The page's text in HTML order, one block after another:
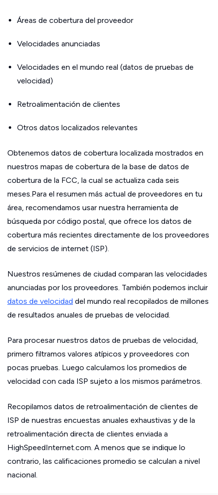
Áreas de cobertura del proveedor
Velocidades anunciadas
Velocidades en el mundo real (datos de pruebas de
velocidad)
Retroalimentación de clientes
Otros datos localizados relevantes
Obtenemos datos de cobertura localizada mostrados en
nuestros mapas de cobertura de la base de datos de
cobertura de la FCC, la cual se actualiza cada seis
meses.Para el resumen más actual de proveedores en tu
área, recomendamos usar nuestra herramienta de
búsqueda por código postal, que ofrece los datos de
cobertura más recientes directamente de los proveedores
de servicios de internet (ISP).
Nuestros resúmenes de ciudad comparan las velocidades
anunciadas por los proveedores. También podemos incluir
datos de velocidad del mundo real recopilados de millones
de resultados anuales de pruebas de velocidad.
Para procesar nuestros datos de pruebas de velocidad,
primero filtramos valores atípicos y proveedores con
pocas pruebas. Luego calculamos los promedios de
velocidad con cada ISP sujeto a los mismos parámetros.
Recopilamos datos de retroalimentación de clientes de
ISP de nuestras encuestas anuales exhaustivas y de la
retroalimentación directa de clientes enviada a
HighSpeedInternet.com. A menos que se indique lo
contrario, las calificaciones promedio se calculan a nivel
nacional.